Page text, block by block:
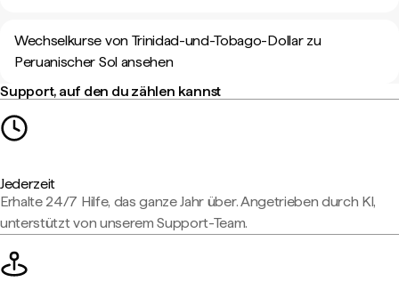
Wechselkurse von Trinidad-und-Tobago-Dollar zu
Peruanischer Sol ansehen
Support, auf den du zählen kannst
Jederzeit
Erhalte 24/7 Hilfe, das ganze Jahr über. Angetrieben durch KI,
unterstützt von unserem Support-Team.